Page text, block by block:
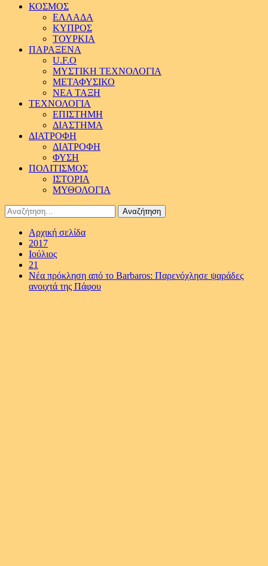
ΚΟΣΜΟΣ
ΕΛΛΑΔΑ
ΚΥΠΡΟΣ
ΤΟΥΡΚΙΑ
ΠΑΡΑΞΕΝΑ
U.F.O
ΜΥΣΤΙΚΗ ΤΕΧΝΟΛΟΓΙΑ
ΜΕΤΑΦΥΣΙΚΟ
ΝΕΑ ΤΑΞΗ
ΤΕΧΝΟΛΟΓΙΑ
ΕΠΙΣΤΗΜΗ
ΔΙΑΣΤΗΜΑ
ΔΙΑΤΡΟΦΗ
ΔΙΑΤΡΟΦΗ
ΦΥΣΗ
ΠΟΛΙΤΙΣΜΟΣ
ΙΣΤΟΡΙΑ
ΜΥΘΟΛΟΓΙΑ
Αναζήτηση
για:
Αρχική σελίδα
2017
Ιούλιος
21
Νέα πρόκληση από το Barbaros: Παρενόχλησε ψαράδες
ανοιχτά της Πάφου